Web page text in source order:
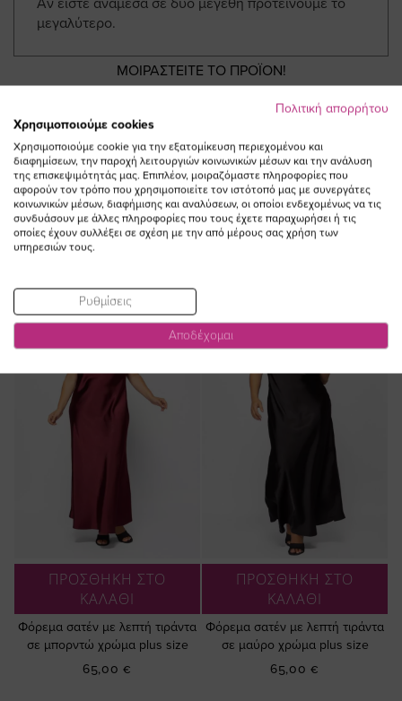
μεγαλύτερο.
ΜΟΙΡΑΣΤΕΙΤΕ ΤΟ ΠΡΟΪΟΝ!
ΠΡΟΣΘΗΚΗ ΣΤΟ
ΚΑΛΑΘΙ
Φόρεμα σατέν με λεπτή τιράντα
σε μπορντώ χρώμα plus size
65,00 €
ΠΡΟΣΘΗΚΗ ΣΤΟ
ΚΑΛΑΘΙ
Φόρεμα σατέν με λεπτή τιράντα
σε μαύρο χρώμα plus size
65,00 €
ΔΕΙΤΕ ΕΠΙΣΗΣ
Πολιτική απορρήτου
Χρησιμοποιούμε cookies
Χρησιμοποιούμε cookie για την εξατομίκευση περιεχομένου και
διαφημίσεων, την παροχή λειτουργιών κοινωνικών μέσων και την ανάλυση
της επισκεψιμότητάς μας. Επιπλέον, μοιραζόμαστε πληροφορίες που
αφορούν τον τρόπο που χρησιμοποιείτε τον ιστότοπό μας με συνεργάτες
κοινωνικών μέσων, διαφήμισης και αναλύσεων, οι οποίοι ενδεχομένως να τις
συνδυάσουν με άλλες πληροφορίες που τους έχετε παραχωρήσει ή τις
οποίες έχουν συλλέξει σε σχέση με την από μέρους σας χρήση των
υπηρεσιών τους.
Ρυθμίσεις
Αποδέχομαι